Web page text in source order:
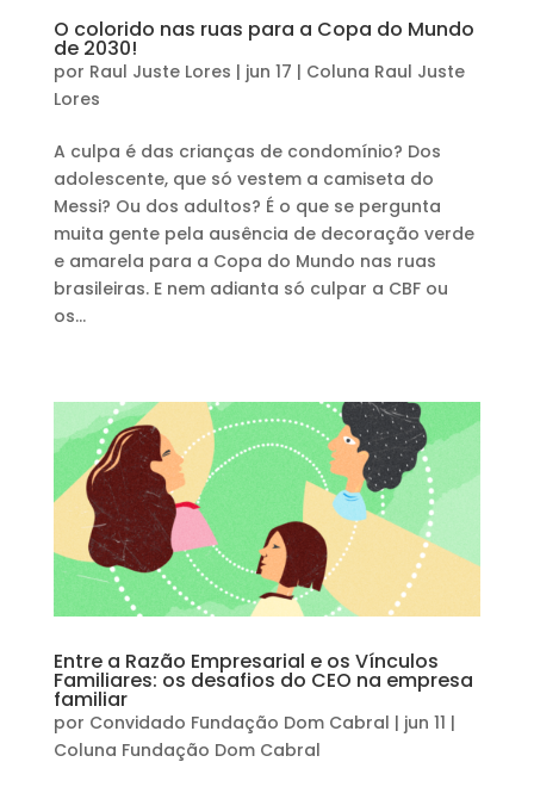
O colorido nas ruas para a Copa do Mundo
de 2030!
por Raul Juste Lores | jun 17 | Coluna Raul Juste
Lores
A culpa é das crianças de condomínio? Dos
adolescente, que só vestem a camiseta do
Messi? Ou dos adultos? É o que se pergunta
muita gente pela ausência de decoração verde
e amarela para a Copa do Mundo nas ruas
brasileiras. E nem adianta só culpar a CBF ou
os...
Entre a Razão Empresarial e os Vínculos
Familiares: os desafios do CEO na empresa
familiar
por Convidado Fundação Dom Cabral | jun 11 |
Coluna Fundação Dom Cabral